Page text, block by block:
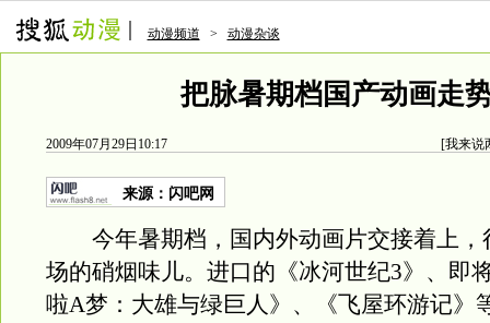
动漫频道 > 动漫杂谈
把脉暑期档国产动画走
2009年07月29日10:17 [我来说
来源： 闪吧网
今年暑期档，国内外动画片交接着上，
场的硝烟味儿。进口的《冰河世纪3》、即
啦A梦：大雄与绿巨人》、《飞屋环游记》